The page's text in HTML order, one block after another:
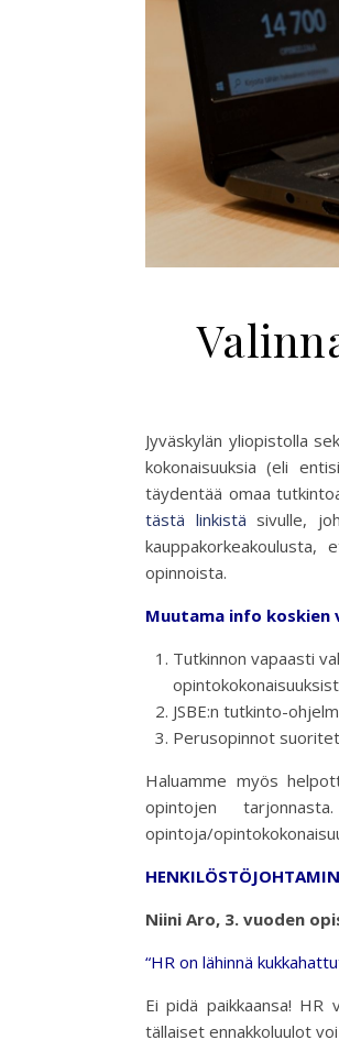
Jyväskylän yliopistolla
kokonaisuuksia (eli
täydentää omaa
tästä linkistä sivulle,
opinnoista.
Muutama info
Tutkinnon vapaasti
JSBE:n tutkinto-
Perusopinnot
Haluamme myös
opintojen
opintoja/
Niini Aro, 3. vuoden
“HR on lähinnä
Ei pidä paikkaansa! HR
tällaiset ennakkoluulot